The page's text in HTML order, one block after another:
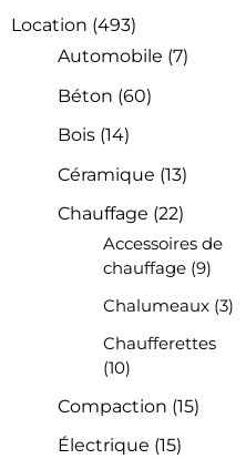
Location (493)
Automobile (7)
Béton (60)
Bois (14)
Céramique (13)
Chauffage (22)
Accessoires de
chauffage (9)
Chalumeaux (3)
Chaufferettes
(10)
Compaction (15)
Électrique (15)